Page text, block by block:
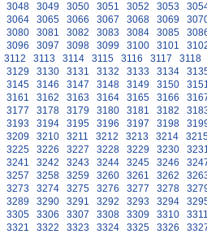
3048 3049 3050 3051 3052 3053
3064 3065 3066 3067 3068 3069
3080 3081 3082 3083 3084 3085
3096 3097 3098 3099 3100 3101
3112 3113 3114 3115 3116 3117
3118
3129 3130 3131 3132 3133 3134
3145 3146 3147 3148 3149 3150
3161 3162 3163 3164 3165 3166
3177 3178 3179 3180 3181 3182
3193 3194 3195 3196 3197 3198
3209 3210 3211 3212 3213 3214
3225 3226 3227 3228 3229 3230
3241 3242 3243 3244 3245 3246
3257 3258 3259 3260 3261 3262
3273 3274 3275 3276 3277 3278
3289 3290 3291 3292 3293 3294
3305 3306 3307 3308 3309 3310
3321 3322 3323 3324 3325 3326